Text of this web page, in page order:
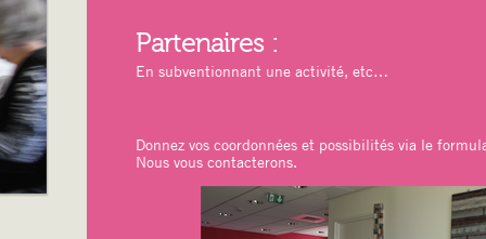
Partenaires :
En subventionnant une activité, etc…
Donnez vos coordonnées et possibilités via le
Nous vous contacterons.